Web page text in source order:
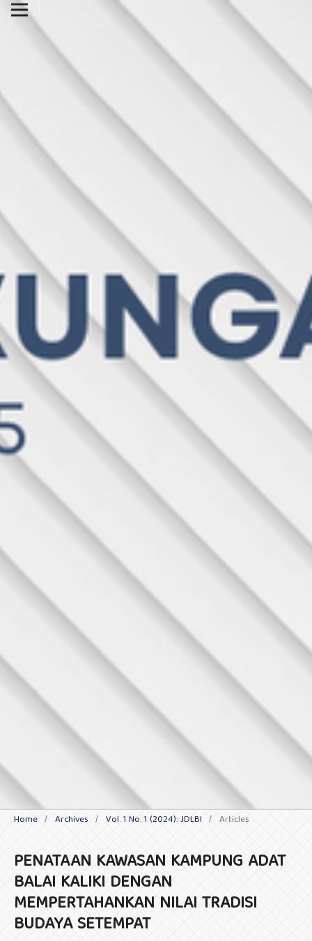
Home / Archives / Vol. 1 No. 1 (2024): JDLBI / Articles
PENATAAN KAWASAN KAMPUNG ADAT
BALAI KALIKI DENGAN
MEMPERTAHANKAN NILAI TRADISI
BUDAYA SETEMPAT